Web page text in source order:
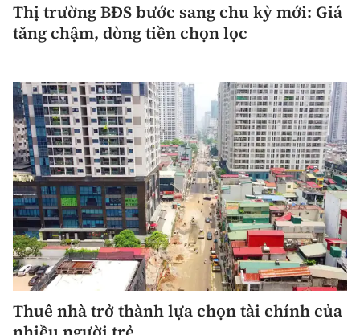
Thị trường BĐS bước sang chu kỳ mới: Giá
tăng chậm, dòng tiền chọn lọc
Thuê nhà trở thành lựa chọn tài chính của